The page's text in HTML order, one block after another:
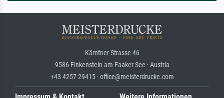
Kärntner Strasse 46
9586 Finkenstein am Faaker See · Austria
+43 4257 29415 · office@meisterdrucke.com